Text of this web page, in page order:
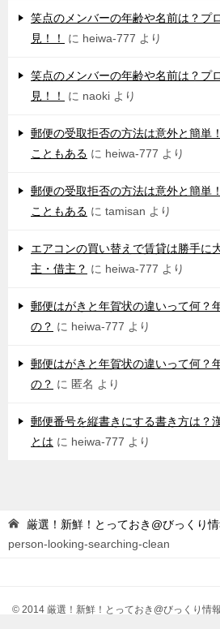
笑点のメンバーの年齢や名前は？プ
見！！
に heiwa-777 より
笑点のメンバーの年齢や名前は？プ
見！！
に naoki より
郵便の受取拒否の方法は意外と簡単
こともある に heiwa-777 より
郵便の受取拒否の方法は意外と簡単
こともある に tamisan より
エアコンの買い替えで賃貸は勝手に
主・借主？ に heiwa-777 より
郵便はがきと年賀状の違いって何？
の？ に heiwa-777 より
郵便はがきと年賀状の違いって何？
の？ に 匿名 より
郵便番号を縦書きにする書き方は？
とは に heiwa-777 より
厳選！新鮮！とっておき@びっくり
person-looking-searching-clean
© 2014 厳選！新鮮！とっておき@びっくり情報